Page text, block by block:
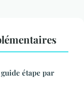
étape par